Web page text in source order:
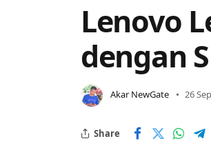
Lenovo
dengan
Akar NewGate 26
Share